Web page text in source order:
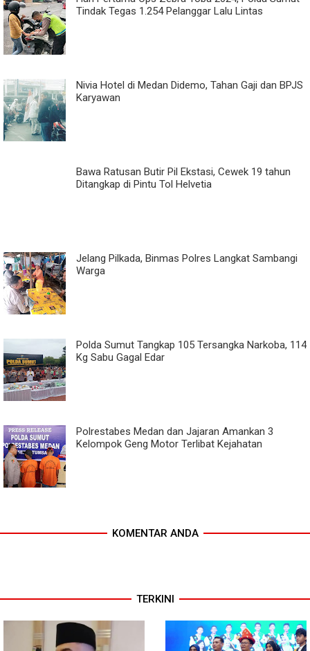
Tindak Tegas 1.254 Pelanggar Lalu Lintas
Nivia Hotel di Medan Didemo, Tahan Gaji dan BPJS
Karyawan
Bawa Ratusan Butir Pil Ekstasi, Cewek 19 tahun
Ditangkap di Pintu Tol Helvetia
Jelang Pilkada, Binmas Polres Langkat Sambangi
Warga
Polda Sumut Tangkap 105 Tersangka Narkoba, 114
Kg Sabu Gagal Edar
Polrestabes Medan dan Jajaran Amankan 3
Kelompok Geng Motor Terlibat Kejahatan
KOMENTAR ANDA
TERKINI